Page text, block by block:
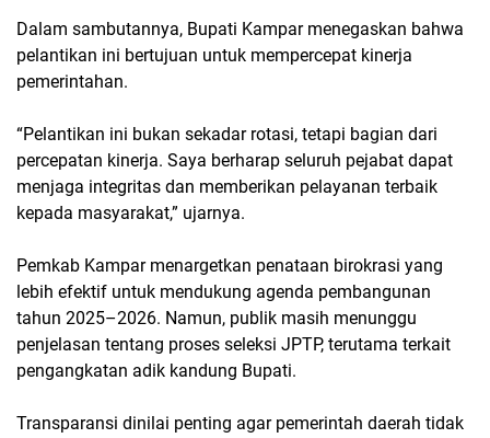
Dalam sambutannya, Bupati Kampar menegaskan bahwa
pelantikan ini bertujuan untuk mempercepat kinerja
pemerintahan.
“Pelantikan ini bukan sekadar rotasi, tetapi bagian dari
percepatan kinerja. Saya berharap seluruh pejabat dapat
menjaga integritas dan memberikan pelayanan terbaik
kepada masyarakat,” ujarnya.
Pemkab Kampar menargetkan penataan birokrasi yang
lebih efektif untuk mendukung agenda pembangunan
tahun 2025–2026. Namun, publik masih menunggu
penjelasan tentang proses seleksi JPTP, terutama terkait
pengangkatan adik kandung Bupati.
Transparansi dinilai penting agar pemerintah daerah tidak